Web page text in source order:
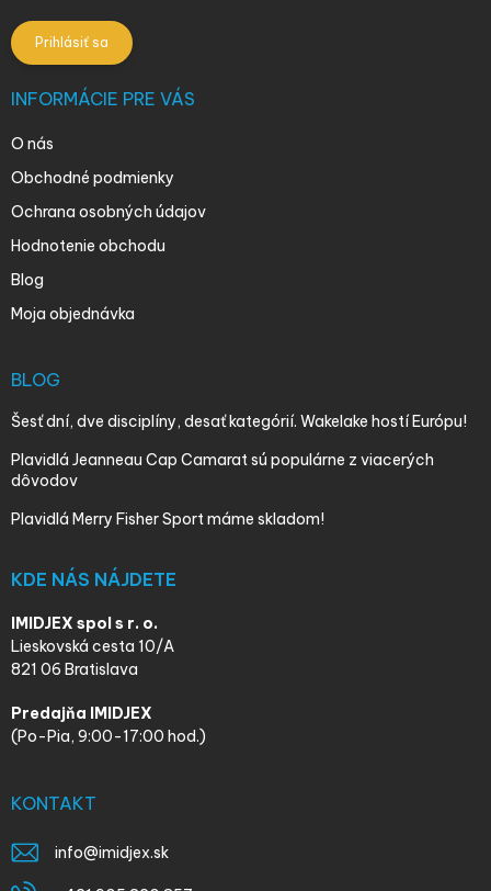
Prihlásiť sa
INFORMÁCIE PRE VÁS
O nás
Obchodné podmienky
Ochrana osobných údajov
Hodnotenie obchodu
Blog
Moja objednávka
BLOG
Šesť dní, dve disciplíny, desať kategórií. Wakelake hostí Európu!
Plavidlá Jeanneau Cap Camarat sú populárne z viacerých
dôvodov
Plavidlá Merry Fisher Sport máme skladom!
KDE NÁS NÁJDETE
IMIDJEX spol s r. o.
Lieskovská cesta 10/A
821 06 Bratislava
Predajňa IMIDJEX
(Po-Pia, 9:00-17:00 hod.)
KONTAKT
info@imidjex.sk